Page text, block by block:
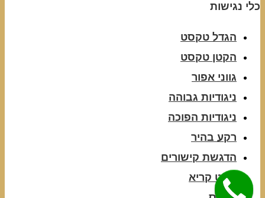
כלי נגישות
הגדל טקסט
הקטן טקסט
גווני אפור
ניגודיות גבוהה
ניגודיות הפוכה
רקע בהיר
הדגשת קישורים
פונט קריא